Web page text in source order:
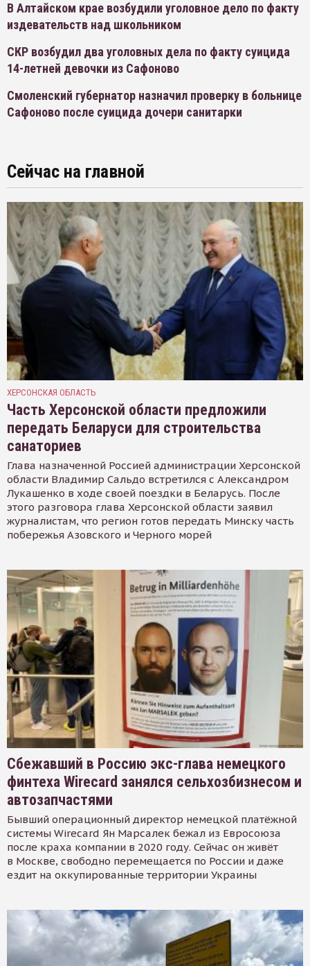
В Алтайском крае возбудили уголовное дело по факту
издевательств над школьником
СКР возбудил два уголовных дела по факту суицида
14-летней девочки из Сафоново
Смоленский губернатор назначил проверку в больнице
Сафоново после суицида дочери санитарки
Сейчас на главной
ХЕРСОНСКАЯ ОБЛАСТЬ
Часть Херсонской области предложили
передать Беларуси для строительства
санаториев
Глава назначенной Россией администрации Херсонской
области Владимир Сальдо встретился с Александром
Лукашенко в ходе своей поездки в Беларусь. После
этого разговора глава Херсонской области заявил
журналистам, что регион готов передать Минску часть
побережья Азовского и Черного морей
Сбежавший в Россию экс-глава немецкого
финтеха Wirecard занялся сельхозбизнесом и
автозапчастями
Бывший операционный директор немецкой платёжной
системы Wirecard Ян Марсалек бежал из Евросоюза
после краха компании в 2020 году. Сейчас он живёт
в Москве, свободно перемещается по России и даже
ездит на оккупированные территории Украины